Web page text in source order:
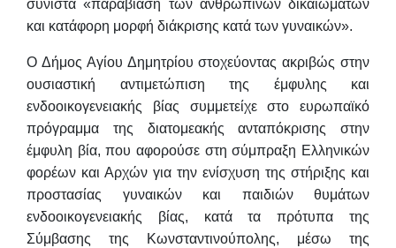
συνιστά «παραβίαση των ανθρωπίνων δικαιωμάτων
και κατάφορη μορφή διάκρισης κατά των γυναικών».
Ο Δήμος Αγίου Δημητρίου στοχεύοντας ακριβώς στην
ουσιαστική αντιμετώπιση της έμφυλης και
ενδοοικογενειακής βίας συμμετείχε στο ευρωπαϊκό
πρόγραμμα της διατομεακής ανταπόκρισης στην
έμφυλη βία, που αφορούσε στη σύμπραξη Ελληνικών
φορέων και Αρχών για την ενίσχυση της στήριξης και
προστασίας γυναικών και παιδιών θυμάτων
ενδοοικογενειακής βίας, κατά τα πρότυπα της
Σύμβασης της Κωνσταντινούπολης, μέσω της